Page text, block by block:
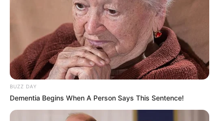
BUZZ DAY
Dementia Begins When A Person Says This Sentence!